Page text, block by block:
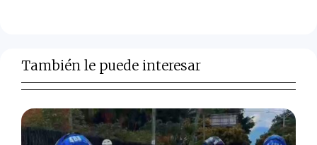
También le puede interesar